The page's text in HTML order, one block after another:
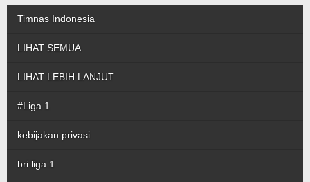
Timnas Indonesia
LIHAT SEMUA
LIHAT LEBIH LANJUT
#Liga 1
kebijakan privasi
bri liga 1